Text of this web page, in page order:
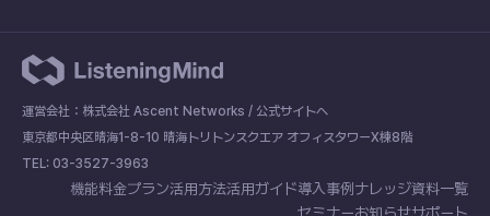
運営会社：株式会社 Ascent Networks / 公式サイトへ
東京都中央区晴海1-8-10 晴海トリトンスクエア オフィスタワーX棟8階
TEL: 03-3527-3963
機能料金プラン活用方法活用ガイド導入事例 ナレッジ資料一覧